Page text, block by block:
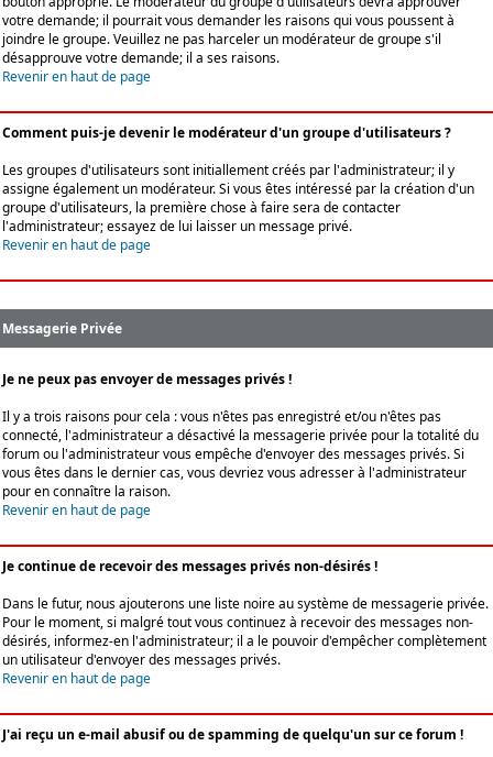
votre demande; il pourrait vous demander les raisons qui vous poussent à
joindre le groupe. Veuillez ne pas harceler un modérateur de groupe s'il
désapprouve votre demande; il a ses raisons.
Revenir en haut de page
Comment puis-je devenir le modérateur d'un groupe d'utilisateurs ?
Les groupes d'utilisateurs sont initiallement créés par l'administrateur; il y
assigne également un modérateur. Si vous êtes intéressé par la création d'un
groupe d'utilisateurs, la première chose à faire sera de contacter
l'administrateur; essayez de lui laisser un message privé.
Revenir en haut de page
Messagerie Privée
Je ne peux pas envoyer de messages privés !
Il y a trois raisons pour cela : vous n'êtes pas enregistré et/ou n'êtes pas
connecté, l'administrateur a désactivé la messagerie privée pour la totalité du
forum ou l'administrateur vous empêche d'envoyer des messages privés. Si
vous êtes dans le dernier cas, vous devriez vous adresser à l'administrateur
pour en connaître la raison.
Revenir en haut de page
Je continue de recevoir des messages privés non-désirés !
Dans le futur, nous ajouterons une liste noire au système de messagerie privée.
Pour le moment, si malgré tout vous continuez à recevoir des messages non-
désirés, informez-en l'administrateur; il a le pouvoir d'empêcher complètement
un utilisateur d'envoyer des messages privés.
Revenir en haut de page
J'ai reçu un e-mail abusif ou de spamming de quelqu'un sur ce forum !